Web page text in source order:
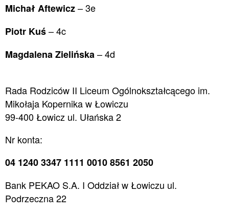
Michał Aftewicz– 3e
Piotr Kuś– 4c
Magdalena Zielińska– 4d
Rada Rodziców II Liceum Ogólnokształcącego im.
Mikołaja Kopernika w Łowiczu
99-400 Łowicz ul. Ułańska 2
Nr konta:
04 1240 3347 1111 0010 8561 2050
Bank PEKAO S.A. I Oddział w Łowiczu ul.
Podrzeczna 22